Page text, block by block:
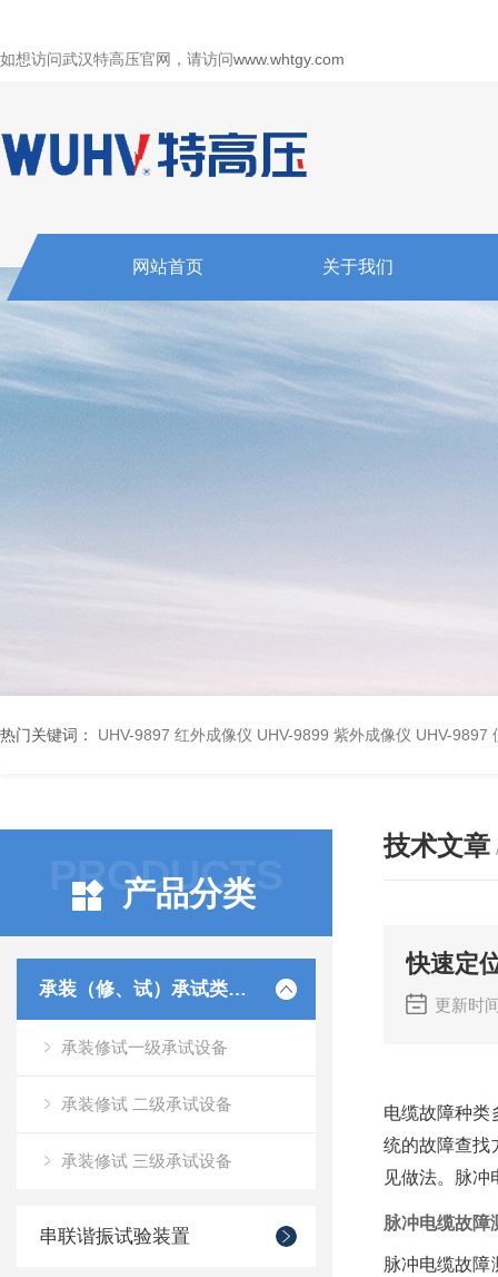
如想访问武汉特高压官网，请访问www.whtgy.com
网站首页 关于我们
热门关键词： UHV-9897 红外成像仪 UHV-9899 紫外成像仪 UHV-9897
PRODUCTS
产品分类
承装（修、试）承试类仪器
承装修试一级承试设备
承装修试 二级承试设备
承装修试 三级承试设备
串联谐振试验装置
技术文章
快速定
更新时
电缆故障种类
统的故障查找
见做法。脉
脉冲电缆故障
脉冲电缆故